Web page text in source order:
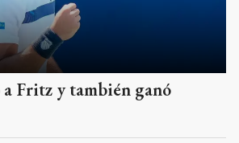
Fritz y también ganó